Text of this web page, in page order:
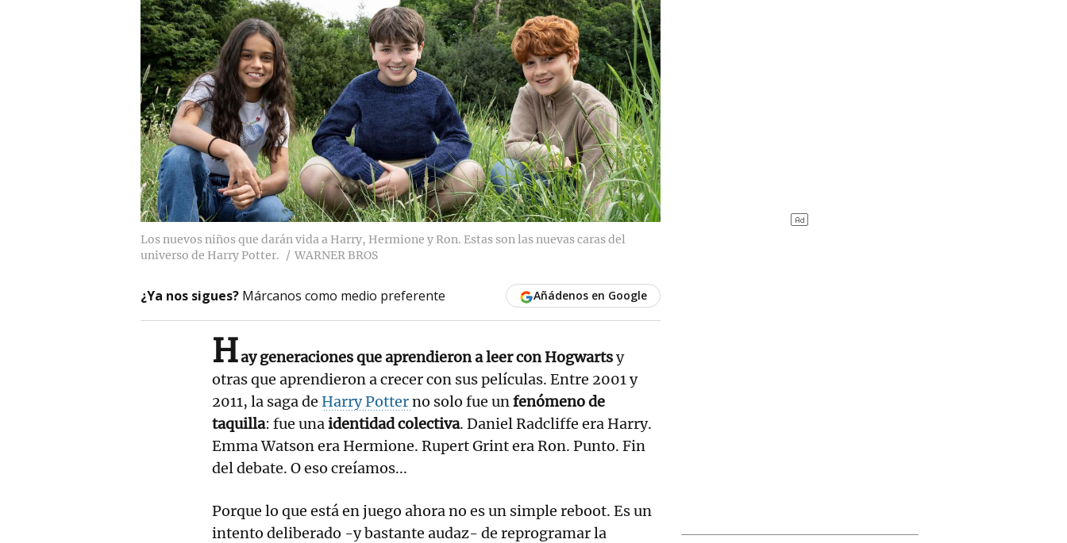
Los nuevos niños que darán vida a Harry, Hermione y Ron. Estas son las nuevas caras del
universo de Harry Potter.
WARNER BROS
¿Ya nos sigues? Márcanos como medio preferente Añádenos en Google
Hay generaciones que aprendieron a leer con Hogwartsy
otras que aprendieron a crecer con sus películas. Entre 2001 y
2011, la saga de Harry Potterno solo fue unfenómeno de
taquilla: fue unaidentidad colectiva. Daniel Radcliffe era Harry.
Emma Watson era Hermione. Rupert Grint era Ron. Punto. Fin
del debate. O eso creíamos...
Porque lo que está en juego ahora no es un simple reboot. Es un
intento deliberado -y bastante audaz- de reprogramar la